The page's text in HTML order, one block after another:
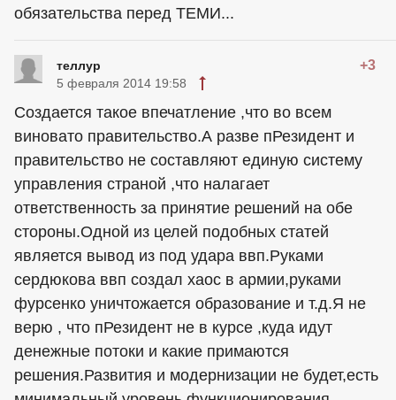
обязательства перед ТЕМИ...
теллур +3
5 февраля 2014 19:58
Создается такое впечатление ,что во всем
виновато правительство.А разве пРезидент и
правительство не составляют единую систему
управления страной ,что налагает
ответственность за принятие решений на обе
стороны.Одной из целей подобных статей
является вывод из под удара ввп.Руками
сердюкова ввп создал хаос в армии,руками
фурсенко уничтожается образование и т.д.Я не
верю , что пРезидент не в курсе ,куда идут
денежные потоки и какие примаются
решения.Развития и модернизации не будет,есть